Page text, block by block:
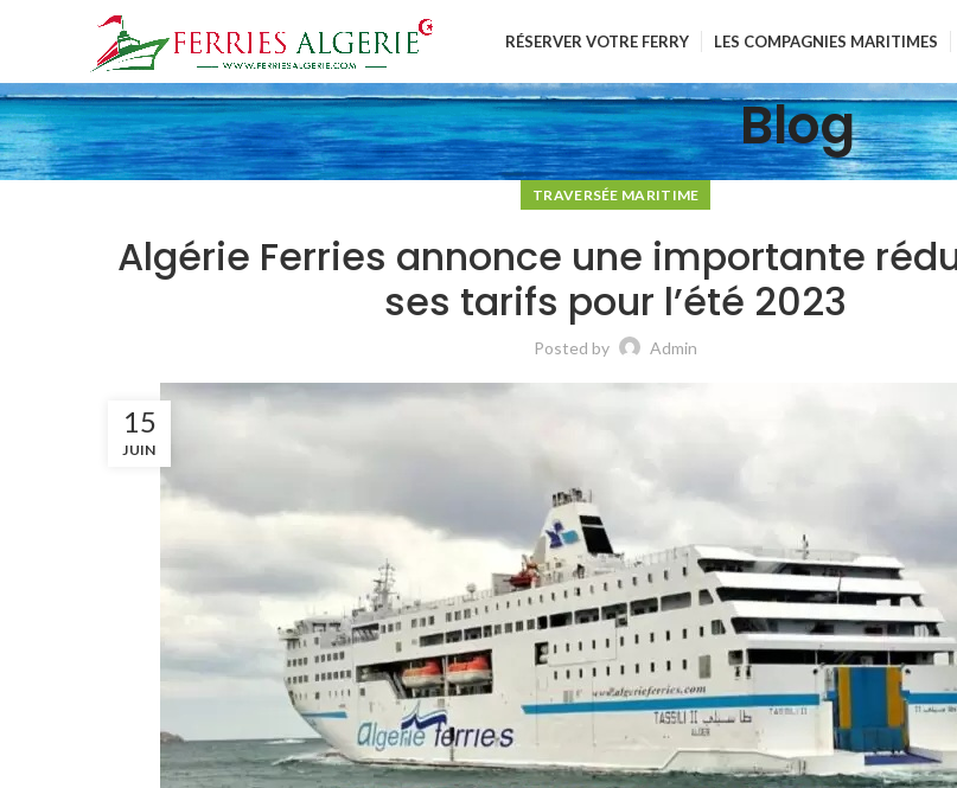
RÉSERVER VOTRE FERRY LES COMPAGNIES MARITIMES
Blog
TRAVERSÉE MARITIME
Algérie Ferries annonce une importante
ses tarifs pour l’été 2023
Posted by Admin
15
JUIN